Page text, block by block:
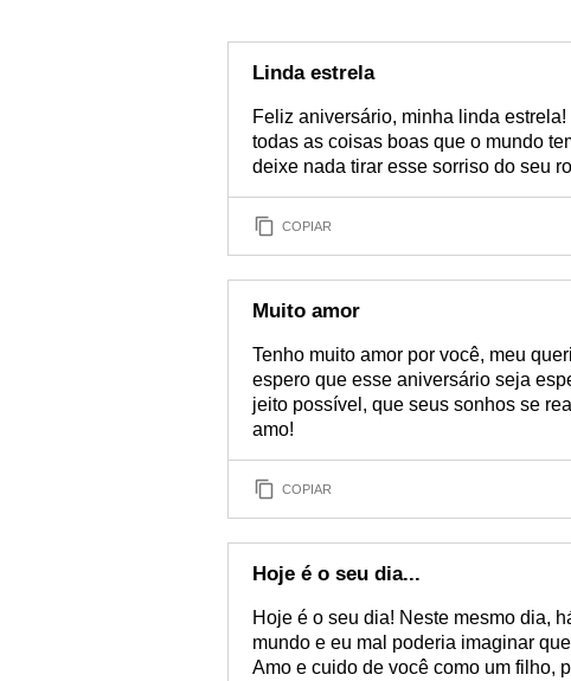
Linda estrela
Feliz aniversário, minha linda
todas as coisas boas que o mundo
deixe nada tirar esse sorriso do seu
COPIAR
Muito amor
Tenho muito amor por você, meu
espero que esse aniversário seja
jeito possível, que seus sonhos se
amo!
COPIAR
Hoje é o seu dia...
Hoje é o seu dia! Neste mesmo dia,
mundo e eu mal poderia imaginar
Amo e cuido de você como um filho,